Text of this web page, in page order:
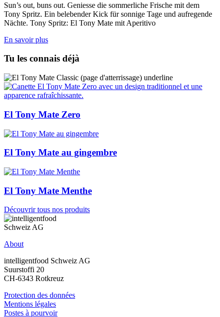
Sun’s out, buns out. Geniesse die sommerliche Frische mit dem
Tony Spritz. Ein belebender Kick für sonnige Tage und aufregende
Nächte. Tony Spritz: El Tony Mate mit Aperitivo
En savoir plus
Tu les connais déjà
El Tony Mate Zero
El Tony Mate au gingembre
El Tony Mate Menthe
Découvrir tous nos produits
About
intelligentfood Schweiz AG
Suurstoffi 20
CH-6343 Rotkreuz
Protection des données
Mentions légales
Postes à pourvoir